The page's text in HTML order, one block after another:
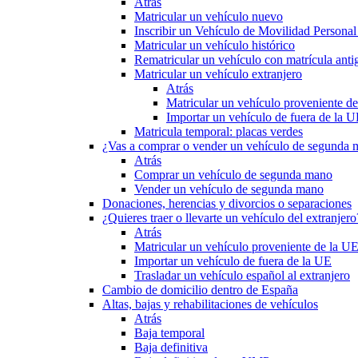
Matricular un vehículo nuevo
Inscribir un Vehículo de Movilidad
Matricular un vehículo histórico
Rematricular un vehículo con matrícula
Matricular un vehículo extranjero
Atrás
Matricular un vehículo proveniente
Importar un vehículo de fuera de la
Matricula temporal: placas verdes
¿Vas a comprar o vender un vehículo de segunda
Atrás
Comprar un vehículo de segunda mano
Vender un vehículo de segunda mano
Donaciones, herencias y divorcios o separaciones
¿Quieres traer o llevarte un vehículo del
Atrás
Matricular un vehículo proveniente de la UE
Importar un vehículo de fuera de la UE
Trasladar un vehículo español al extranjero
Cambio de domicilio dentro de España
Altas, bajas y rehabilitaciones de vehículos
Atrás
Baja temporal
Baja definitiva